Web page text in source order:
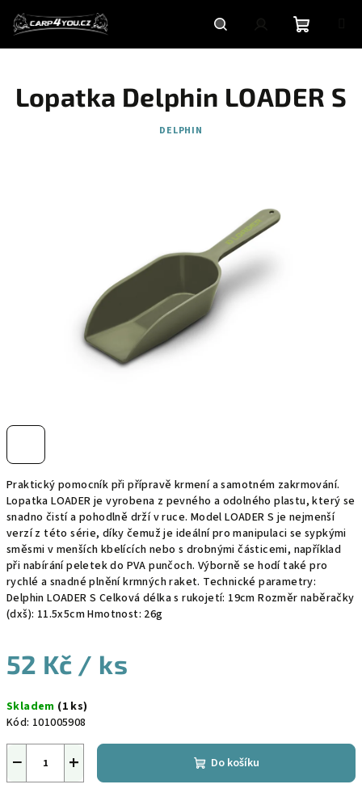
obsah
HledatPřihlášeníNákupní
košík
Praktický pomocník při přípravě krmení a samotném zakrmování.
Lopatka LOADER je vyrobena z pevného a odolného plastu, který se
snadno čistí a pohodlně drží v ruce. Model LOADER S je nejmenší
verzí z této série, díky čemuž je ideální pro manipulaci se sypkými
směsmi v menších kbelících nebo s drobnými částicemi, například
při nabírání peletek do PVA punčoch. Výborně se hodí také pro
rychlé a snadné plnění krmných raket. Technické parametry:
Delphin LOADER S Celková délka s rukojetí: 19cm Rozměr naběračky
(dxš): 11.5x5cm Hmotnost: 26g
52 Kč / ks
cena:
Skladem (1 ks)
Kód: 101005908
+
− Do košíku
Lopatka Delphin LOADER S
DELPHIN